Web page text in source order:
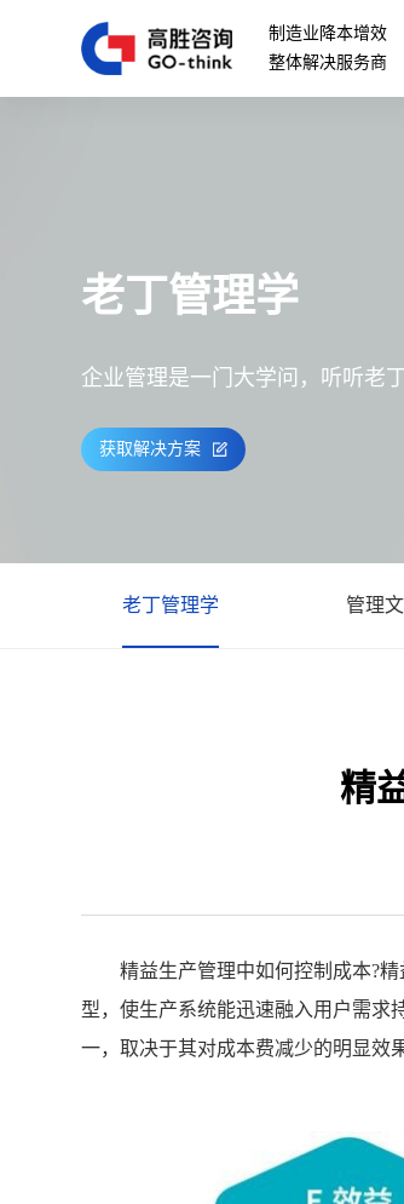
制造业降本增效
整体解决服务商
老丁管理学
企业管理是一门大学问，听听老
获取解决方案
老丁管理学 管理
精
精益生产管理中如何控制成本?精
型，使生产系统能迅速融入用户需求
一，取决于其对成本费减少的明显效果